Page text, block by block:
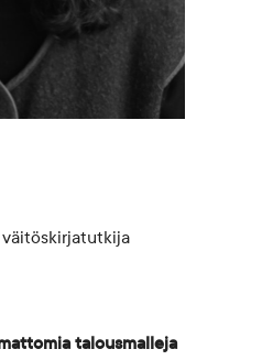
talousmalleja